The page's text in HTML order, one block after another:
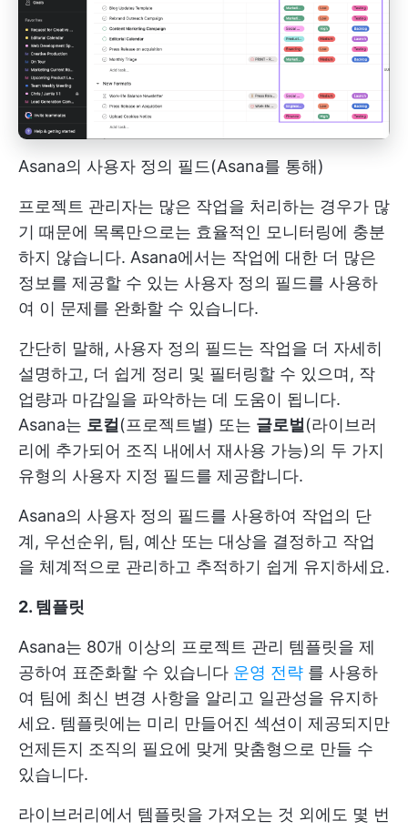
Asana의 사용자 정의 필드(Asana를 통해)
프로젝트 관리자는 많은 작업을 처리하는 경우가 많
기 때문에 목록만으로는 효율적인 모니터링에 충분
하지 않습니다. Asana에서는 작업에 대한 더 많은
정보를 제공할 수 있는 사용자 정의 필드를 사용하
여 이 문제를 완화할 수 있습니다.
간단히 말해, 사용자 정의 필드는 작업을 더 자세히
설명하고, 더 쉽게 정리 및 필터링할 수 있으며, 작
업량과 마감일을 파악하는 데 도움이 됩니다.
Asana는 로컬(프로젝트별) 또는 글로벌(라이브러
리에 추가되어 조직 내에서 재사용 가능)의 두 가지
유형의 사용자 지정 필드를 제공합니다.
Asana의 사용자 정의 필드를 사용하여 작업의 단
계, 우선순위, 팀, 예산 또는 대상을 결정하고 작업
을 체계적으로 관리하고 추적하기 쉽게 유지하세요.
2. 템플릿
Asana는 80개 이상의 프로젝트 관리 템플릿을 제
공하여 표준화할 수 있습니다 운영 전략 를 사용하
여 팀에 최신 변경 사항을 알리고 일관성을 유지하
세요. 템플릿에는 미리 만들어진 섹션이 제공되지만
언제든지 조직의 필요에 맞게 맞춤형으로 만들 수
있습니다.
라이브러리에서 템플릿을 가져오는 것 외에도 몇 번